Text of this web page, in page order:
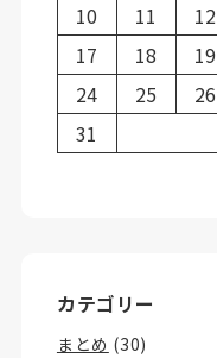
10
11 12
17
18 19
24
25 26
31
カテゴリー
まとめ (30)